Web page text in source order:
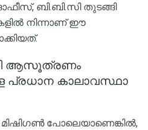
ബി.ബി.സി തുടങ്ങി
നിന്നാണ് ഈ
ആസൂത്രണം
പ്രധാന കാലാവസ്ഥാ
പോലെയാണെങ്കിൽ,